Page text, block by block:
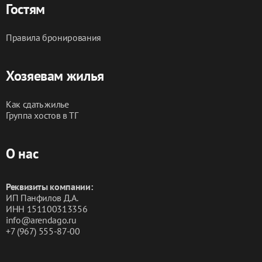
ЗАПРЕЩЕНО:
- Курение в квартире и на балконе
Гостям
Правила бронирования
Хозяевам жилья
Как сдать жилье
Группа хостов в ТГ
О нас
Реквизиты компании:
ИП Панфилов Д.А.
ИНН 151100313356
info@arendago.ru
+7 (967) 555-87-00